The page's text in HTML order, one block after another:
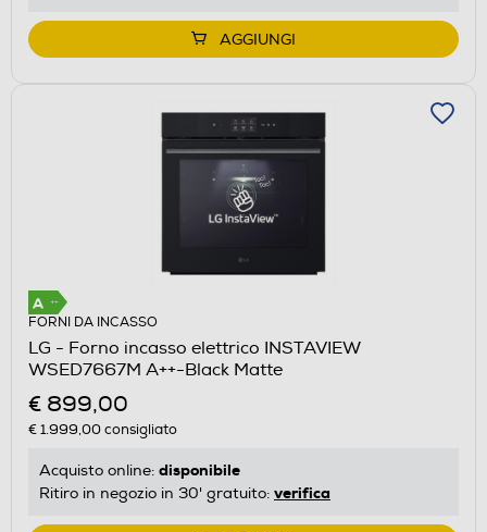
AGGIUNGI
FORNI DA INCASSO
LG - Forno incasso elettrico INSTAVIEW
WSED7667M A++-Black Matte
€ 899,00
€ 1.999,00consigliato
Acquisto online: disponibile
Ritiro in negozio in 30' gratuito: verifica